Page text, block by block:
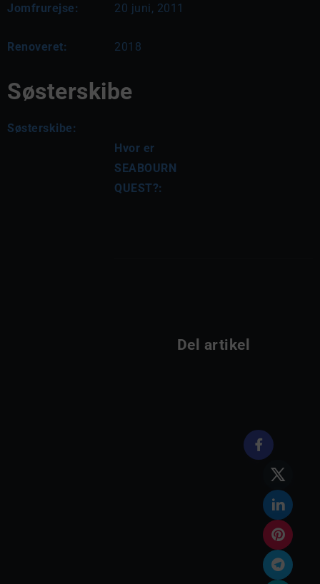
Jomfrurejse: 20 juni, 2011
Renoveret: 2018
Søsterskibe
Søsterskibe:
Hvor er
SEABOURN
QUEST?:
Del artikel